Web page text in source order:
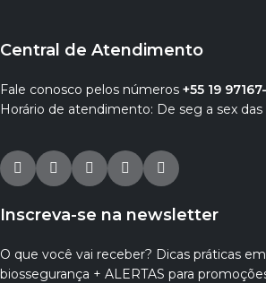
Central de Atendimento
Fale conosco pelos números +55 19
Horário de atendimento: De seg a sex
Inscreva-se na newsletter
O que você vai receber? Dicas práticas
biossegurança + ALERTAS para